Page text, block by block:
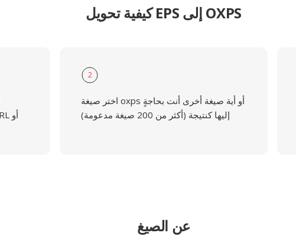
كيفية تحويل EPS إلى OXPS
2
اختر صيغة oxps أو أية صيغة أخرى أنت بحاجةٍ
إليها كنتيجة (أكثر من 200 صيغة مدعومة)
عن الصيغ